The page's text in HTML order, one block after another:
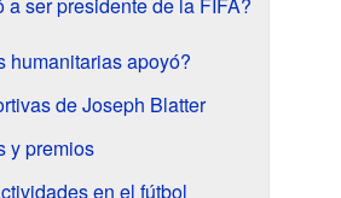
humanitarias apoyó?
de Joseph Blatter
y premios
en el fútbol